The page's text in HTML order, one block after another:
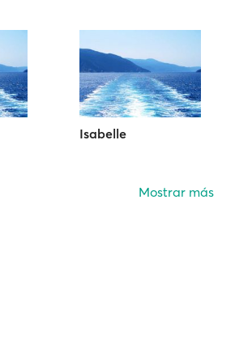
Isabelle
Mostrar más